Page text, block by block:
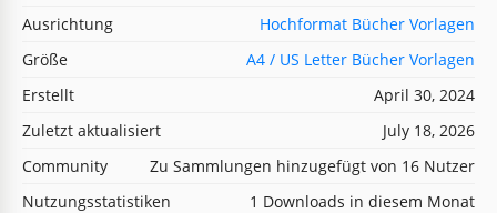
Ausrichtung
Hochformat Bücher Vorlagen
Größe
A4 / US Letter Bücher Vorlagen
Erstellt
April 30, 2024
Zuletzt aktualisiert
July 18, 2026
Community
Zu Sammlungen hinzugefügt von 16 Nutzer
Nutzungsstatistiken
1 Downloads in diesem Monat